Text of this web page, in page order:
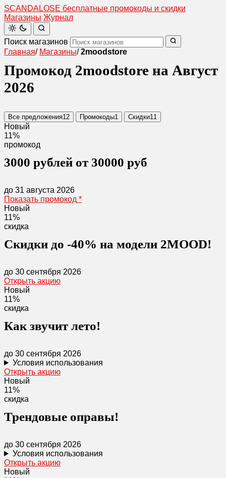
SCANDALOSE бесплатные промокоды и скидки
Магазины Журнал
Поиск магазинов
Главная/ Магазины/ 2moodstore
Промокод 2moodstore на Август
2026
Все предложения12 Промокоды1 Скидки11
Новый
11%
промокод
3000 рублей от 30000 руб
до 31 августа 2026
Показать промокод *
Новый
11%
скидка
Скидки до -40% на модели 2MOOD!
до 30 сентября 2026
Открыть акцию
Новый
11%
скидка
Как звучит лето!
до 30 сентября 2026
Условия использования
Открыть акцию
Новый
11%
скидка
Трендовые оправы!
до 30 сентября 2026
Условия использования
Открыть акцию
Новый